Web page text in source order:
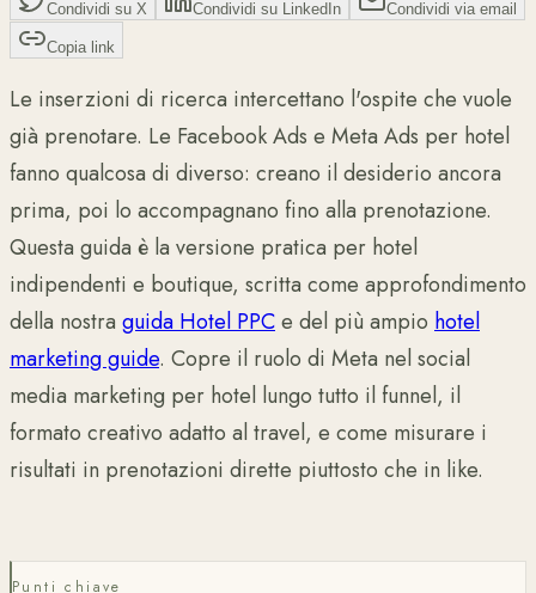
Condividi su X Condividi su LinkedIn Condividi via email
Copia link
Le inserzioni di ricerca intercettano l'ospite che vuole
già prenotare. Le Facebook Ads e Meta Ads per hotel
fanno qualcosa di diverso: creano il desiderio ancora
prima, poi lo accompagnano fino alla prenotazione.
Questa guida è la versione pratica per hotel
indipendenti e boutique, scritta come approfondimento
della nostra guida Hotel PPCe del più ampio hotel
marketing guide. Copre il ruolo di Meta nel social
media marketing per hotel lungo tutto il funnel, il
formato creativo adatto al travel, e come misurare i
risultati in prenotazioni dirette piuttosto che in like.
Punti chiave